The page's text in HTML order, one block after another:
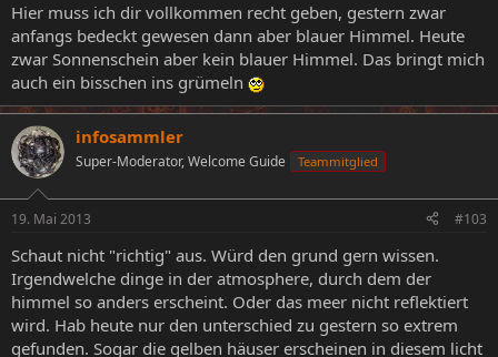
Hier muss ich dir vollkommen recht geben, gestern zwar
anfangs bedeckt gewesen dann aber blauer Himmel. Heute
zwar Sonnenschein aber kein blauer Himmel. Das bringt mich
auch ein bisschen ins grümeln
infosammler
Super-Moderator, Welcome Guide Teammitglied
19. Mai 2013 #103
Schaut nicht "richtig" aus. Würd den grund gern wissen.
Irgendwelche dinge in der atmosphere, durch dem der
himmel so anders erscheint. Oder das meer nicht reflektiert
wird. Hab heute nur den unterschied zu gestern so extrem
gefunden. Sogar die gelben häuser erscheinen in diesem licht